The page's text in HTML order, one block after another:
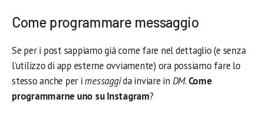
Come programmare messaggio
Se per i post sappiamo già come fare nel dettaglio (e senza
l’utilizzo di app esterne ovviamente) ora possiamo fare lo
stesso anche per imessaggida inviare in DM. Come
programmarne uno su Instagram?